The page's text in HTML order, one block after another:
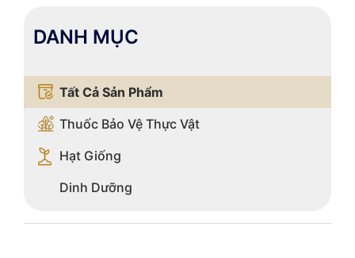
DANH MỤC
Tất Cả Sản Phẩm
Thuốc Bảo Vệ Thực Vật
Hạt Giống
Dinh Dưỡng